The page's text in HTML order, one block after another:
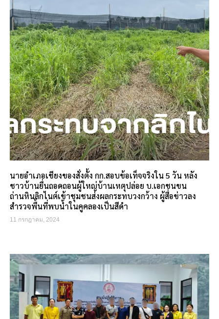
นายอำเภอเชียงของสั่งตั้ง กก.สอบข้อเท็จจริงใน 5 วัน หลัง
ชาวบ้านยื่นถอดถอนผู้ใหญ่บ้านเหตุปล่อย บ.เอกชนขน
ถ่านหินลิกไนต์เข้าชุมชนส่งผลกระทบวงกว้าง ผู้สื่อข่าวลง
สำรวจพื้นที่พบน้ำในคูคลองเป็นสีดำ
11 กรกฎาคม, 2024